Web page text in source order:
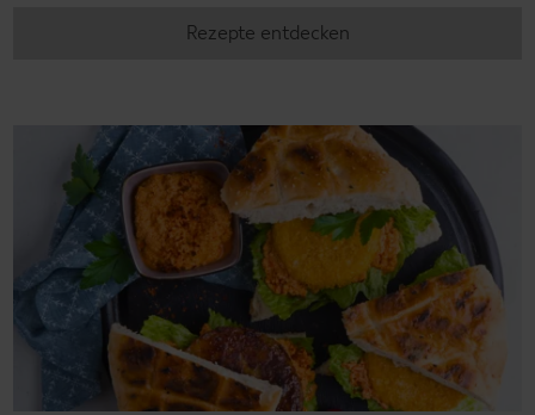
Rezepte entdecken